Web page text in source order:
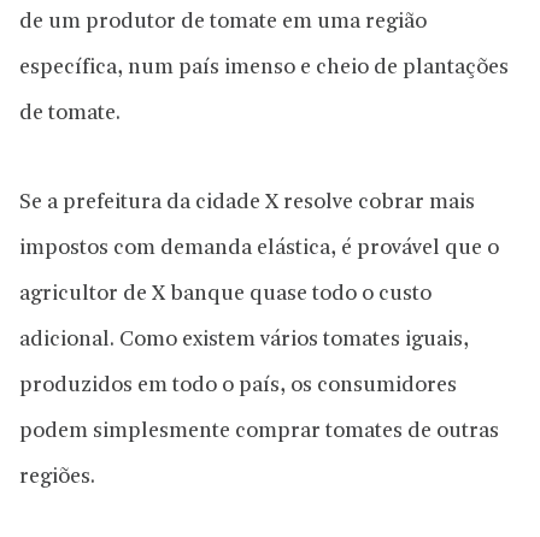
de um produtor de tomate em uma região
específica, num país imenso e cheio de plantações
de tomate.
Se a prefeitura da cidade X resolve cobrar mais
impostos com demanda elástica, é provável que o
agricultor de X banque quase todo o custo
adicional. Como existem vários tomates iguais,
produzidos em todo o país, os consumidores
podem simplesmente comprar tomates de outras
regiões.